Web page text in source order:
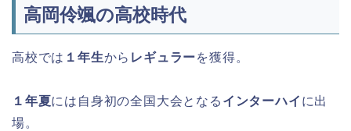
高岡伶颯の高校時代
高校では １年生から レギュラーを獲得。
１年夏には自身初の全国大会となる インターハイ に出
場。